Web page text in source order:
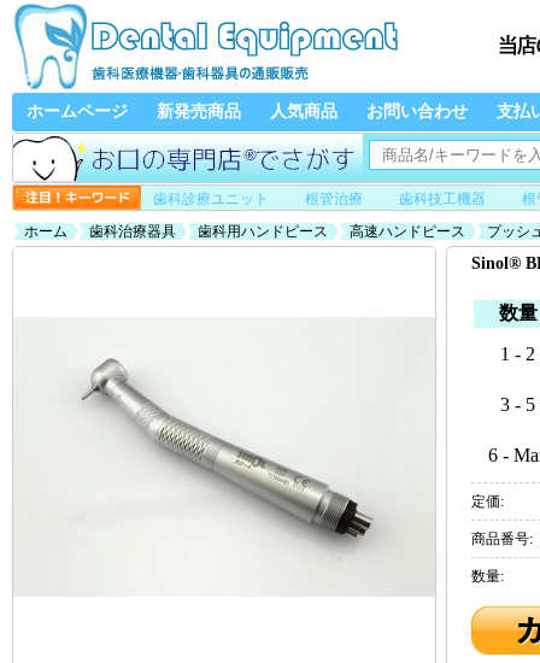
ホームページ 新発売商品 人気商品 お問い合わせ 支払
歯科診療ユニット 根管治療 歯科技工機器
根
ホーム
歯科治療器具 歯科用ハンドピース 高速ハンドピース プッシ
Sinol®
数量
1 - 2
3 - 5
6 -
定価:
商品番号:
数量: